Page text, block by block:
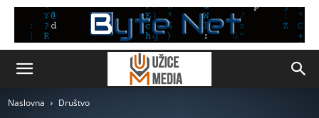
Naslovna Društvo